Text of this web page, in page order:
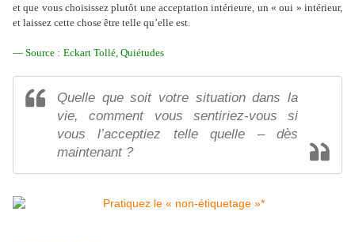
et que vous choisissez plutôt une acceptation intérieure, un « oui » intérieur,
et laissez cette chose être telle qu’elle est.
— Source : Eckart Tollé, Quiétudes
Quelle que soit votre situation dans la
vie, comment vous sentiriez-vous si
vous l’acceptiez telle quelle – dès
maintenant ?